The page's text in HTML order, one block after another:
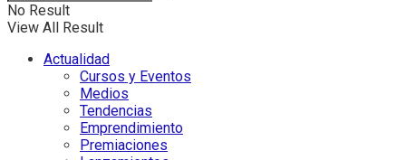
No Result
View All Result
Actualidad
Cursos y Eventos
Medios
Tendencias
Emprendimiento
Premiaciones